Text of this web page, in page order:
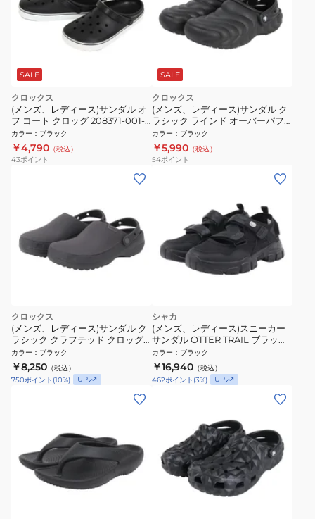
SALE
クロックス
(メンズ、レディース)サンダル オ
フ コート クロッグ 208371-001-
2023
カラー ： ブラック
￥4,790 （税込）
43ポイント
SALE
クロックス
(メンズ、レディース)サンダル ク
ラシック ラインド オーバーパフ
クロッグ 210059-001
カラー ： ブラック
￥5,990 （税込）
54ポイント
クロックス
(メンズ、レディース)サンダル ク
ラシック クラフテッド クロッグ
ブラック BlS 211354-0LD スポー
ツサンダル カジュアル
カラー ： ブラック
￥8,250 （税込）
750ポイント (10%) UP
シャカ
(メンズ、レディース)スニーカー
サンダル OTTER TRAIL ブラック
AT SK-217 BLACK
カラー ： ブラック
￥16,940 （税込）
462ポイント (3%) UP